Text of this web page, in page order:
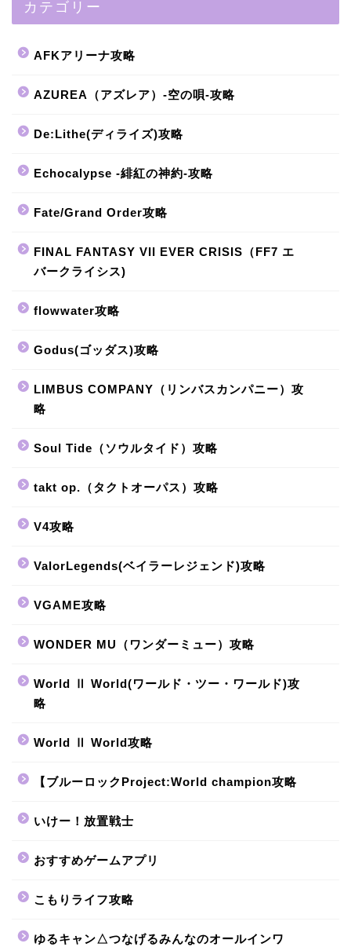
カテゴリー
AFKアリーナ攻略
AZUREA（アズレア）-空の唄-攻略
De:Lithe(ディライズ)攻略
Echocalypse -緋紅の神約-攻略
Fate/Grand Order攻略
FINAL FANTASY VII EVER CRISIS（FF7 エ
バークライシス)
flowwater攻略
Godus(ゴッダス)攻略
LIMBUS COMPANY（リンバスカンパニー）攻
略
Soul Tide（ソウルタイド）攻略
takt op.（タクトオーパス）攻略
V4攻略
ValorLegends(ベイラーレジェンド)攻略
VGAME攻略
WONDER MU（ワンダーミュー）攻略
World Ⅱ World(ワールド・ツー・ワールド)攻
略
World Ⅱ World攻略
【ブルーロックProject:World champion攻略
いけー！放置戦士
おすすめゲームアプリ
こもりライフ攻略
ゆるキャン△つなげるみんなのオールインワ